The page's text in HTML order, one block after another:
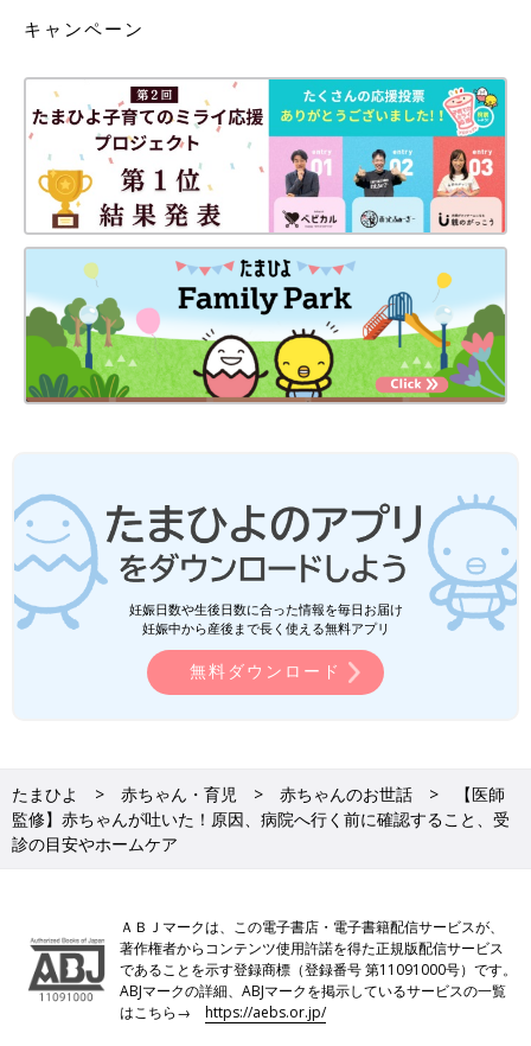
体温を測り、元気があるか、食欲があるか、機嫌はいいかなど、
全身の症状を確認します。また、発熱のほか、下痢、せき、鼻
キャンペーン
妊娠日数や生後日数に合った情報を毎日お届け
妊娠中から産後まで長く使える無料アプリ
無料ダウンロード
たまひよ 赤ちゃん・育児 赤ちゃんのお世話
【医師
監修】赤ちゃんが吐いた！原因、病院へ行く前に確認すること、受
診の目安やホームケア
ＡＢＪマークは、この電子書店・電子書籍配信サービスが、
著作権者からコンテンツ使用許諾を得た正規版配信サービス
であることを示す登録商標（登録番号 第11091000号）です。
ABJマークの詳細、ABJマークを掲示しているサービスの一覧
はこちら→https://aebs.or.jp/